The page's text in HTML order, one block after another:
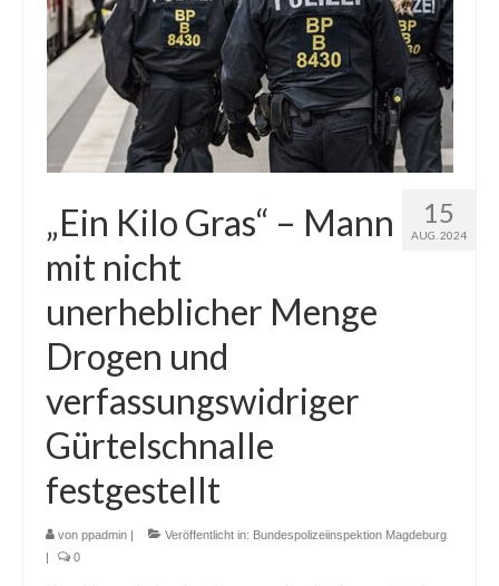
15
AUG. 2024
„Ein Kilo Gras“ – Mann
mit nicht
unerheblicher Menge
Drogen und
verfassungswidriger
Gürtelschnalle
festgestellt
von ppadmin Veröffentlicht in: Bundespolizeiinspektion Magdeburg
0